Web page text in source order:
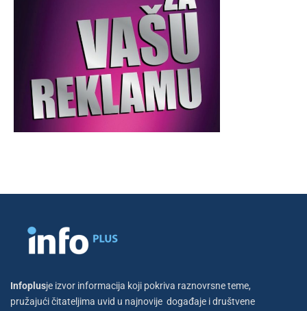
Infoplusje izvor informacija koji pokriva raznovrsne teme,
pružajući čitateljima uvid u najnovije događaje i društvene